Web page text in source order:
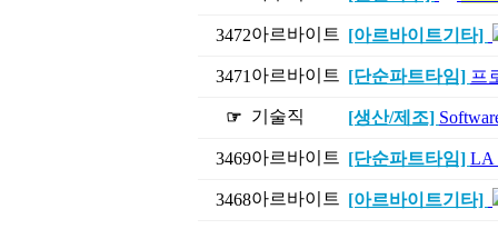
3472아르바이트 [아르바이트기타]
3471 아르바이트 [단순파트타임] 프
☞ 기술직 [생산/제조]
3469아르바이트 [단순파트타임] LA
3468아르바이트 [아르바이트기타]